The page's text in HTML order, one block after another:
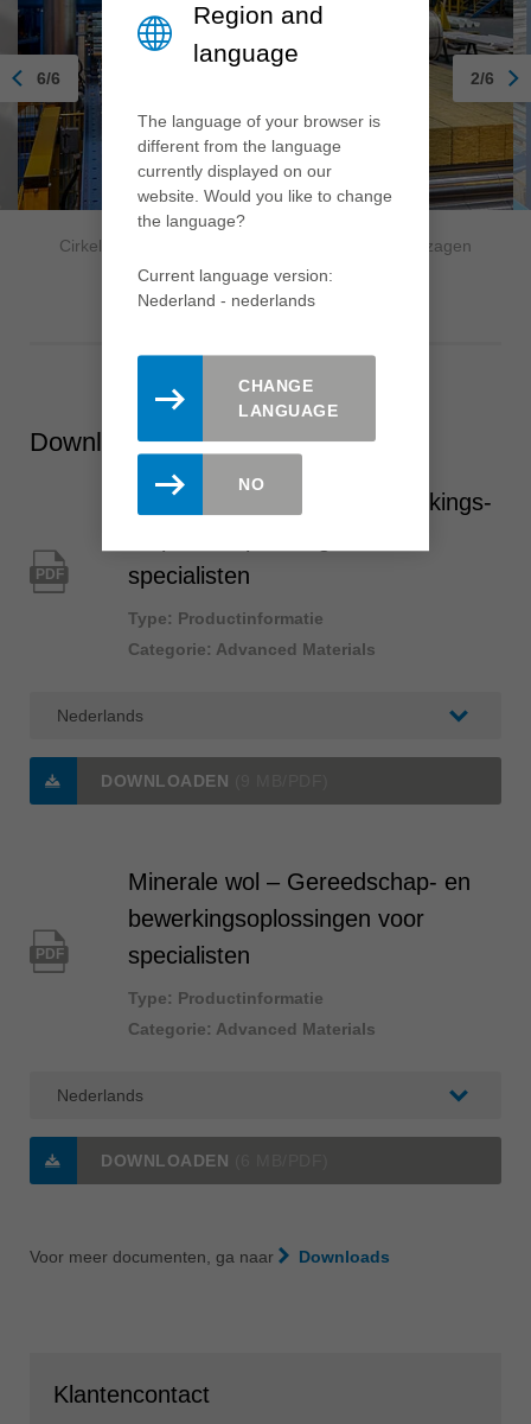
Cirkelzagenas met spaanruim beschermde cirkelzagen
6/6 2/6
Downloads
PDF
Advanced Materials – Bewerkings-
specialisten
Type: Productinformatie
Categorie: Advanced Materials
DOWNLOADEN
PDF
Minerale wol – Gereedschap- en
bewerkingsoplossingen voor
specialisten
Type: Productinformatie
Categorie: Advanced Materials
DOWNLOADEN
Voor meer documenten, ga naar Downloads
Klantencontact
Region and
language
The language of your browser is
different from the language
currently displayed on our
website. Would you like to change
the language?
Current language version:
Nederland - nederlands
CHANGE
LANGUAGE
NO